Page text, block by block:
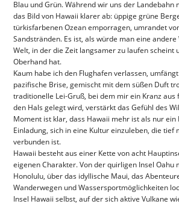
Blau und Grün. Während wir uns der Landebahn
das Bild von Hawaii klarer ab: üppige grüne
türkisfarbenen Ozean emporragen, umrandet
Sandstränden. Es ist, als würde man eine
Welt, in der die Zeit langsamer zu laufen scheint
Oberhand hat.
Kaum habe ich den Flughafen verlassen,
pazifische Brise, gemischt mit dem süßen Duft
traditionelle Lei-Gruß, bei dem mir ein Kranz aus
den Hals gelegt wird, verstärkt das Gefühl des
Moment ist klar, dass Hawaii mehr ist als nur ein
Einladung, sich in eine Kultur einzuleben, die tief
verbunden ist.
Hawaii besteht aus einer Kette von acht
eigenen Charakter. Von der quirligen Insel
Honolulu, über das idyllische Maui, das
Wanderwegen und Wassersportmöglichkeiten
Insel Hawaii selbst, auf der sich aktive Vulkane